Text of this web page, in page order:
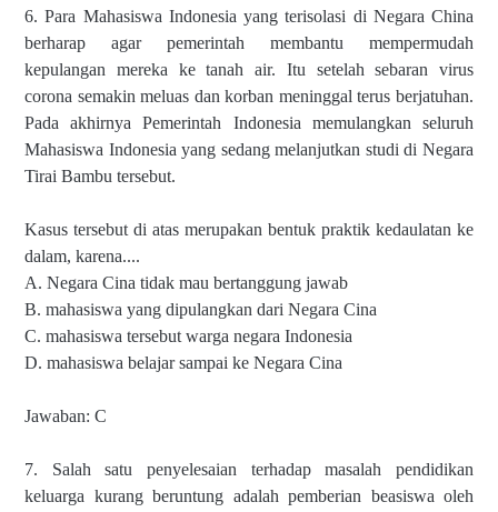
6. Para Mahasiswa Indonesia yang terisolasi di Negara China
berharap agar pemerintah membantu mempermudah
kepulangan mereka ke tanah air. Itu setelah sebaran virus
corona semakin meluas dan korban meninggal terus berjatuhan.
Pada akhirnya Pemerintah Indonesia memulangkan seluruh
Mahasiswa Indonesia yang sedang melanjutkan studi di Negara
Tirai Bambu tersebut.
Kasus tersebut di atas merupakan bentuk praktik kedaulatan ke
dalam, karena....
A. Negara Cina tidak mau bertanggung jawab
B. mahasiswa yang dipulangkan dari Negara Cina
C. mahasiswa tersebut warga negara Indonesia
D. mahasiswa belajar sampai ke Negara Cina
Jawaban: C
7. Salah satu penyelesaian terhadap masalah pendidikan
keluarga kurang beruntung adalah pemberian beasiswa oleh